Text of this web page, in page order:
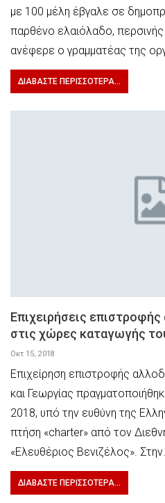
με 100 μέλη έβγαλε σε
παρθένο ελαιόλαδο,
ανέφερε ο γραμματέας της
ΔΙΑΒΆΣΤΕ ΠΕΡΙΣΣΌΤΕΡΑ...
Επιχειρήσεις
στις χώρες καταγωγής
Οκτ 15, 2018
Επιχείρηση επιστροφής
και Γεωργίας
2018, υπό την ευθύνη της
πτήση «charter» από τον
«Ελευθέριος Βενιζέλος». Στην…
ΔΙΑΒΆΣΤΕ ΠΕΡΙΣΣΌΤΕΡΑ...